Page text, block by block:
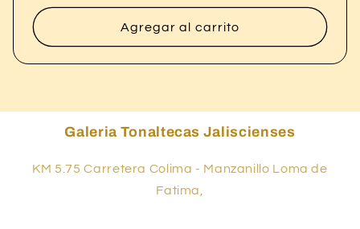
Agregar al carrito
Galeria Tonaltecas Jaliscienses
KM 5.75 Carretera Colima - Manzanillo Loma de
Fatima,